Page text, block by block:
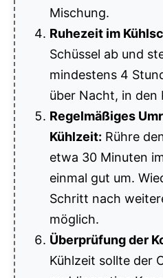
Mischung.
Ruhezeit im
Schüssel ab und
mindestens 4
über Nacht, in den
Regelmäßiges
Kühlzeit: Rühre
etwa 30 Minuten
einmal gut um.
Schritt nach
möglich.
Überprüfung der
Kühlzeit sollte der